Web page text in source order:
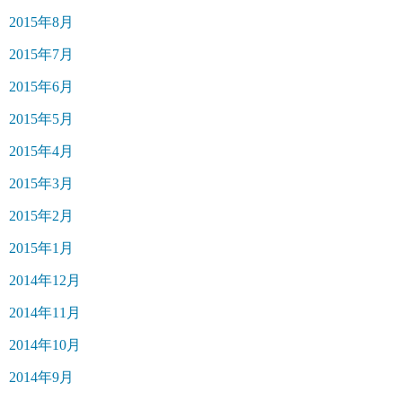
2015年8月
2015年7月
2015年6月
2015年5月
2015年4月
2015年3月
2015年2月
2015年1月
2014年12月
2014年11月
2014年10月
2014年9月